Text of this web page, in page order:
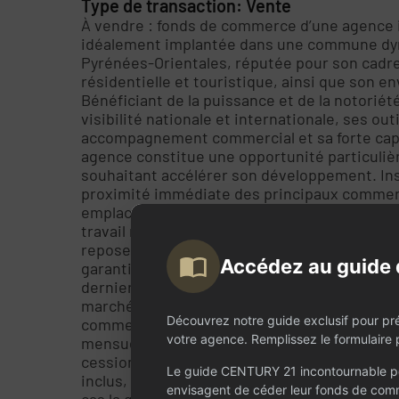
Type de transaction: Vente
À vendre : fonds de commerce d’une
idéalement implantée dans une commune
Pyrénées-Orientales, réputée pour son
résidentielle et touristique, ainsi que son
Bénéficiant de la puissance et de la
visibilité nationale et internationale, ses
accompagnement commercial et sa forte
agence constitue une opportunité
souhaitant accélérer son développement.
proximité immédiate des principaux
emplacement stratégique et d’un local de
travail moderne ainsi que des conditions
repose sur un portefeuille d’environ 30
garantissant un potentiel immédiat de
derniers exercices s’élève à environ 200
marché local porteur. L’équipe
commercial et d’un apprenti, permettant
mensuel est particulièrement maîtrisé, à
cession, initialement proposé à 95 000 €, a
inclus, soit une baisse exceptionnelle de
Accédez au guide
Découvrez notre guide exclusif pour
votre agence. Remplissez le
Le guide CENTURY 21 incontournable
envisagent de céder leur fonds de